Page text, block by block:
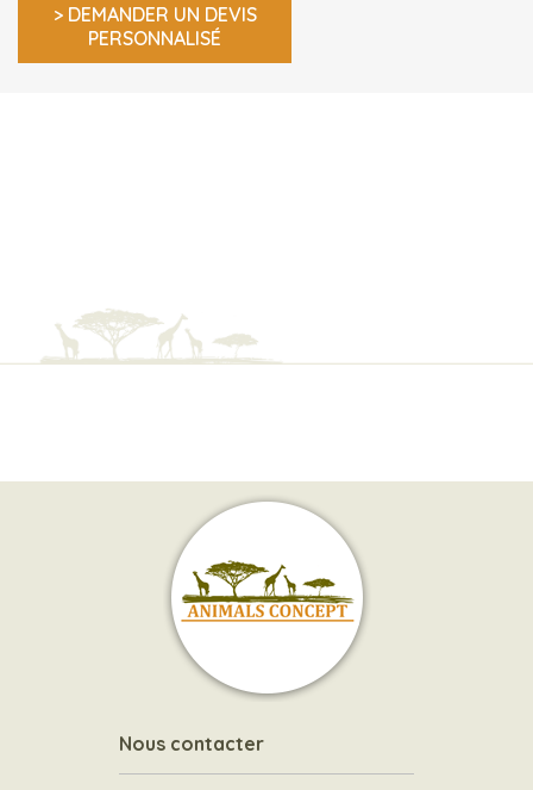
> DEMANDER UN DEVIS
PERSONNALISÉ
Nous contacter